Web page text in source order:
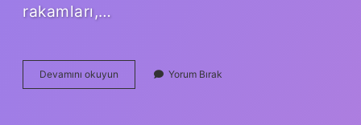
rakamları,…
Devamını okuyun
Kodu
Yorum Bırak